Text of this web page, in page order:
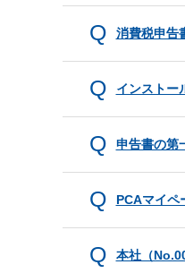
消費税申告
インストー
申告書の第
PCAマイペ
本社（